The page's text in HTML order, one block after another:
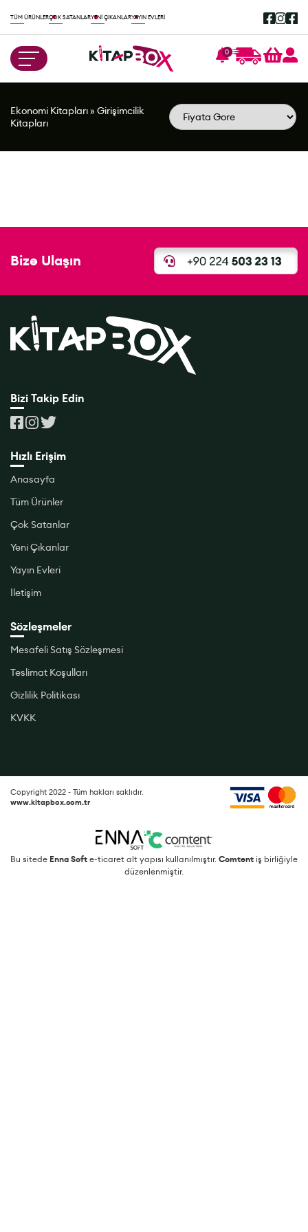
TÜM ÜRÜNLERÇOK SATANLARYENİ ÇIKANLARYAYIN EVLERİ
0
Ekonomi Kitapları» Girişimcilik
Kitapları
Bize Ulaşın
Bizi Takip Edin
Hızlı Erişim
Anasayfa
Tüm Ürünler
Çok Satanlar
Yeni Çıkanlar
Yayın Evleri
İletişim
Sözleşmeler
Mesafeli Satış Sözleşmesi
Teslimat Koşulları
Gizlilik Politikası
KVKK
Copyright 2022 - Tüm hakları saklıdır.
www.kitapbox.com.tr
Bu sitede Enna Soft e-ticaret alt yapısı kullanılmıştır. Comtent iş birliğiyle
düzenlenmiştir.